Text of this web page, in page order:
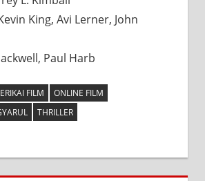
King, Avi Lerner, John
Paul Harb
FILM
ONLINE FILM
THRILLER